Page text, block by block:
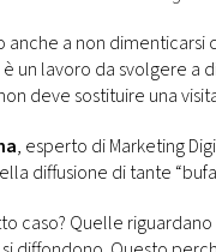
anche a non
è un lavoro da svolgere a
deve sostituire una
, esperto di Marketing
diffusione di tante
caso? Quelle riguardano